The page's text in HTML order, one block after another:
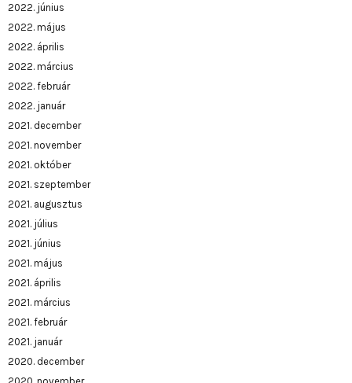
2022. június
2022. május
2022. április
2022. március
2022. február
2022. január
2021. december
2021. november
2021. október
2021. szeptember
2021. augusztus
2021. július
2021. június
2021. május
2021. április
2021. március
2021. február
2021. január
2020. december